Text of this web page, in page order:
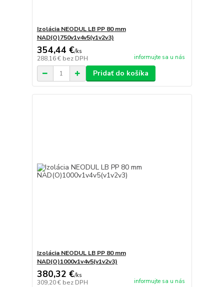
Izolácia NEODUL LB PP 80 mm
NAD(O)750v1v4v5(v1v2v3)
354,44 €/ks
288,16 € bez DPH informujte sa u nás
Pridať do košíka
Izolácia NEODUL LB PP 80 mm
NAD(O)1000v1v4v5(v1v2v3)
380,32 €/ks
309,20 € bez DPH informujte sa u nás